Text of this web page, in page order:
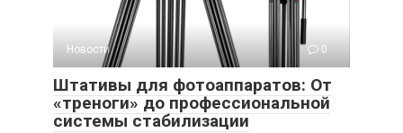
Новости 0
Штативы для фотоаппаратов: От
«треноги» до профессиональной
системы стабилизации